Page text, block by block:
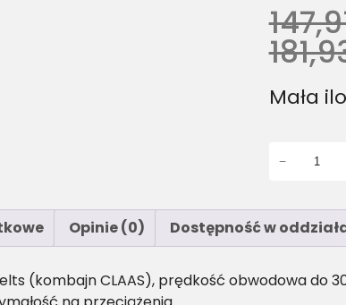
Mała
ś
ć
/
−
Opinie (0) Dostępność w
(kombajn CLAAS), prędkość obwodowa do